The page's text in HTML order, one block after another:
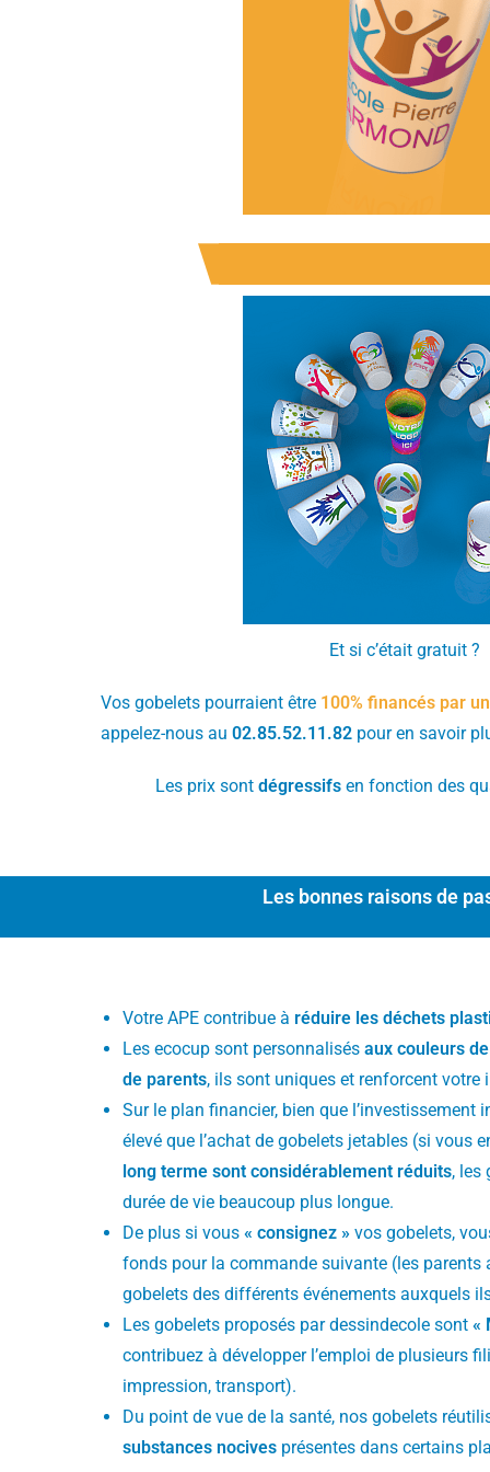
Et si c’était gratuit ?
Vos gobelets pourraient être 100% financés par
appelez-nous au 02.85.52.11.82 pour en savoir
Les prix sont dégressifsen fonction des
Les bonnes raisons de
Votre APE contribue à réduire les déchets
Les ecocup sont personnalisés aux couleurs
de parents, ils sont uniques et renforcent
Sur le plan financier, bien que l’investissement
élevé que l’achat de gobelets jetables (si vous
long terme sont considérablement réduits, les
durée de vie beaucoup plus longue.
De plus si vous « consignez » vos gobelets,
fonds pour la commande suivante (les parents
gobelets des différents événements auxquels
Les gobelets proposés par dessindecole sont «
contribuez à développer l’emploi de plusieurs
impression, transport).
Du point de vue de la santé, nos gobelets
substances nocives présentes dans certains